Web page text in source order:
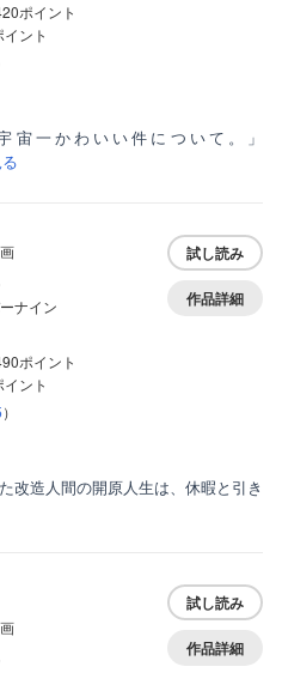
ポイント
ント
宙一かわいい件について。」
ナイン
ポイント
ント
）
試し読み
作品詳細
改造人間の開原人生は、休暇と引き
試し読み
作品詳細